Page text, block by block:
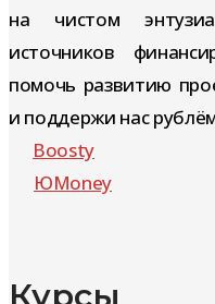
на чистом
источников
помочь развитию
и поддержи нас
Boosty
ЮMoney
Курсы